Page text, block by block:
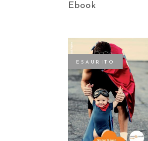
Ebook
ESAURITO
LEGGI TUTTO